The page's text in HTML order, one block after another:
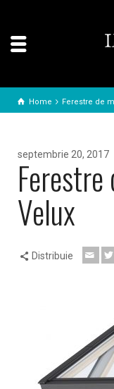
Home Ferestre de
septembrie 20, 2017
Ferestre
Velux
Distribuie